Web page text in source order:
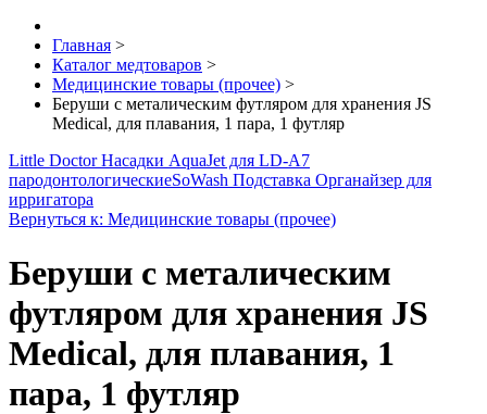
Главная >
Каталог медтоваров >
Медицинские товары (прочее) >
Беруши с металическим футляром для хранения JS
Medical, для плавания, 1 пара, 1 футляр
Little Doctor Насадки AquaJet для LD-A7
пародонтологическиеSoWash Подставка Органайзер для
ирригатора
Вернуться к: Медицинские товары (прочее)
Беруши с металическим
футляром для хранения JS
Medical, для плавания, 1
пара, 1 футляр